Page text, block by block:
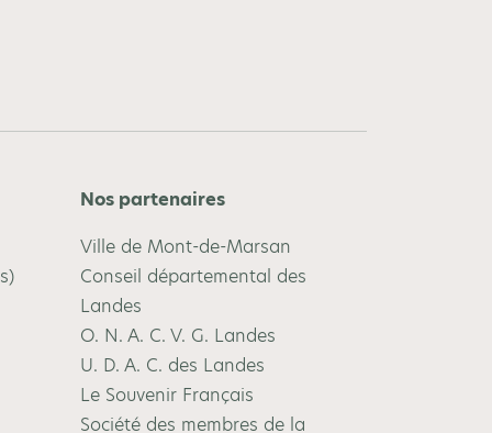
Nos partenaires
Ville de Mont-de-Marsan
Conseil départemental des
Landes
O. N. A. C. V. G. Landes
U. D. A. C. des Landes
Le Souvenir Français
Société des membres de la